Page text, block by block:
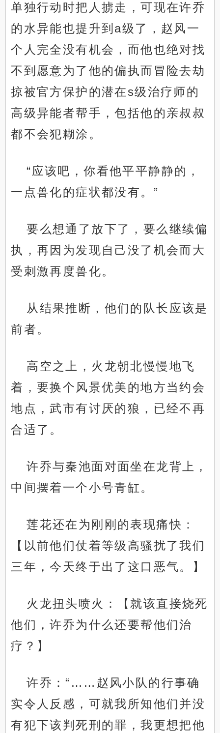
单独行动时把人掳走，可现在许乔
的水异能也提升到a级了，赵风一
个人完全没有机会，而他也绝对找
不到愿意为了他的偏执而冒险去劫
掠被官方保护的潜在s级治疗师的
高级异能者帮手，包括他的亲叔叔
都不会犯糊涂。
“应该吧，你看他平平静静的，
一点兽化的症状都没有。”
要么想通了放下了，要么继续偏
执，再因为发现自己没了机会而大
受刺激再度兽化。
从结果推断，他们的队长应该是
前者。
高空之上，火龙朝北慢慢地飞
着，要换个风景优美的地方当约会
地点，武市有讨厌的狼，已经不再
合适了。
许乔与秦池面对面坐在龙背上，
中间摆着一个小号青缸。
莲花还在为刚刚的表现痛快：
【以前他们仗着等级高骚扰了我们
三年，今天终于出了这口恶气。】
火龙扭头喷火：【就该直接烧死
他们，许乔为什么还要帮他们治
疗？】
许乔：“……赵风小队的行事确
实令人反感，可就我所知他们并没
有犯下该判死刑的罪，我更想把他